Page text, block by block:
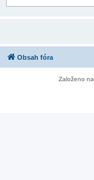
Obsah fóra
Založeno na